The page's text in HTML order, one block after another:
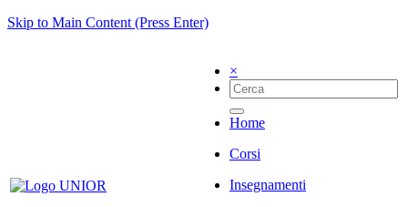
Skip to Main Content (Press Enter)
×
Home
Corsi
Insegnamenti